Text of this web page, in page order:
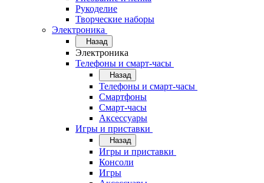
Рукоделие
Творческие наборы
Электроника
Назад
Электроника
Телефоны и смарт-часы
Назад
Телефоны и смарт-часы
Смартфоны
Смарт-часы
Аксессуары
Игры и приставки
Назад
Игры и приставки
Консоли
Игры